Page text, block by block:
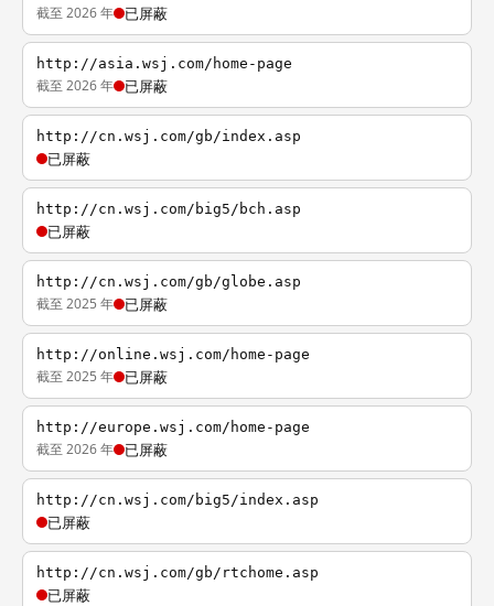
截至 2026 年 已屏蔽
http://asia.wsj.com/home-page
截至 2026 年 已屏蔽
http://cn.wsj.com/gb/index.asp
已屏蔽
http://cn.wsj.com/big5/bch.asp
已屏蔽
http://cn.wsj.com/gb/globe.asp
截至 2025 年 已屏蔽
http://online.wsj.com/home-page
截至 2025 年 已屏蔽
http://europe.wsj.com/home-page
截至 2026 年 已屏蔽
http://cn.wsj.com/big5/index.asp
已屏蔽
http://cn.wsj.com/gb/rtchome.asp
已屏蔽